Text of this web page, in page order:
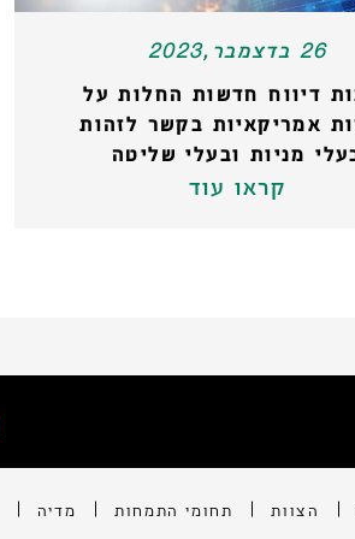
26 בדצמבר,2023
דיווח חדשות החלות על
אמריקאיות בקשר לזהות
מניות ובעלי שליטה
קראו עוד
הצוות תחומי התמחות מדיה